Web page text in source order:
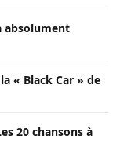
absolument
« Black Car » de
20 chansons à